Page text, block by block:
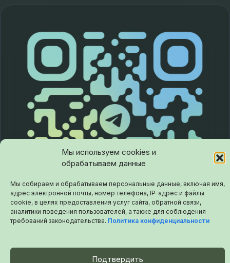
Мы используем cookies и
обрабатываем данные
Мы собираем и обрабатываем персональные данные, включая имя,
адрес электронной почты, номер телефона, IP-адрес и файлы
cookie, в целях предоставления услуг сайта, обратной связи,
аналитики поведения пользователей, а также для соблюдения
требований законодательства. Политика конфиденциальности
Подтвердить